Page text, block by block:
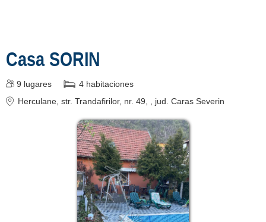
Casa SORIN
9 lugares 4 habitaciones
Herculane , str. Trandafirilor, nr. 49, , jud. Caras Severin